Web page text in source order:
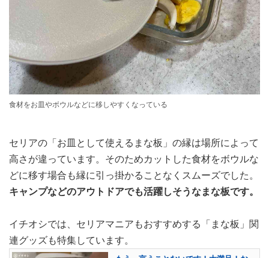
食材をお皿やボウルなどに移しやすくなっている
セリアの「お皿として使えるまな板」の縁は場所によって
高さが違っています。そのためカットした食材をボウルな
どに移す場合も縁に引っ掛かることなくスムーズでした。
キャンプなどのアウトドアでも活躍しそうなまな板です。
イチオシでは、セリアマニアもおすすめする「まな板」関
連グッズも特集しています。